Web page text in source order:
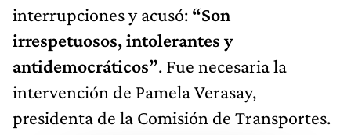
interrupciones y acusó: “Son
irrespetuosos, intolerantes y
antidemocráticos”. Fue necesaria la
intervención de Pamela Verasay,
presidenta de la Comisión de Transportes.